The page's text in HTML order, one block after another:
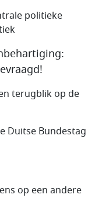
politieke
terugblik op de
Duitse Bundestag
op een andere